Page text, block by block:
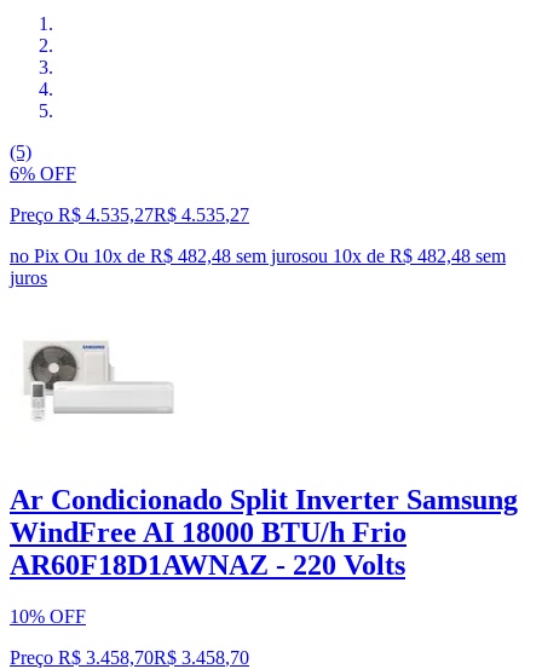
(5)
6% OFF
Preço R$ 4.535,27R$ 4.535,27
no Pix Ou 10x de R$ 482,48 sem jurosou 10x de R$ 482,48 sem
juros
Ar Condicionado Split Inverter Samsung
WindFree AI 18000 BTU/h Frio
AR60F18D1AWNAZ - 220 Volts
10% OFF
Preço R$ 3.458,70R$ 3.458,70